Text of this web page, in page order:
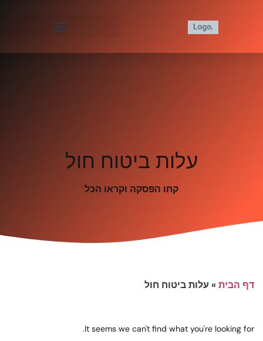
עלות ביטוח חול
קחו הפסקה וקראו הכל
דף הבית» עלות ביטוח חול
It seems we can't find what you're looking for.